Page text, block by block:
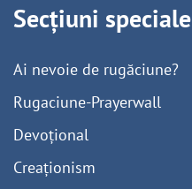
Secțiuni speciale
Ai nevoie de rugăciune?
Rugaciune-Prayerwall
Devoțional
Creaționism